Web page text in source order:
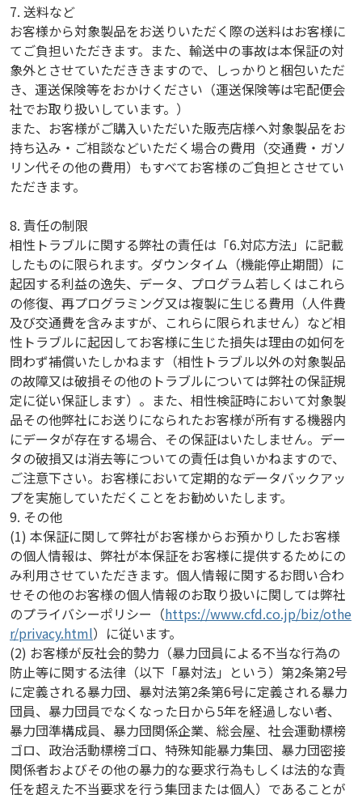
7. 送料など
お客様から対象製品をお送りいただく際の送料はお客様に
てご負担いただきます。また、輸送中の事故は本保証の対
象外とさせていただききますので、しっかりと梱包いただ
き、運送保険等をおかけください（運送保険等は宅配便会
社でお取り扱いしています。）
また、お客様がご購入いただいた販売店様へ対象製品をお
持ち込み・ご相談などいただく場合の費用（交通費・ガソ
リン代その他の費用）もすべてお客様のご負担とさせてい
ただきます。
8. 責任の制限
相性トラブルに関する弊社の責任は「6.対応方法」に記載
したものに限られます。ダウンタイム（機能停止期間）に
起因する利益の逸失、データ、プログラム若しくはこれら
の修復、再プログラミング又は複製に生じる費用（人件費
及び交通費を含みますが、これらに限られません）など相
性トラブルに起因してお客様に生じた損失は理由の如何を
問わず補償いたしかねます（相性トラブル以外の対象製品
の故障又は破損その他のトラブルについては弊社の保証規
定に従い保証します）。また、相性検証時において対象製
品その他弊社にお送りになられたお客様が所有する機器内
にデータが存在する場合、その保証はいたしません。デー
タの破損又は消去等についての責任は負いかねますので、
ご注意下さい。お客様において定期的なデータバックアッ
プを実施していただくことをお勧めいたします。
9. その他
(1) 本保証に関して弊社がお客様からお預かりしたお客様
の個人情報は、弊社が本保証をお客様に提供するためにの
み利用させていただきます。個人情報に関するお問い合わ
せその他のお客様の個人情報のお取り扱いに関しては弊社
のプライバシーポリシー（https://www.cfd.co.jp/biz/othe
r/privacy.html）に従います。
(2) お客様が反社会的勢力（暴力団員による不当な行為の
防止等に関する法律（以下「暴対法」という）第2条第2号
に定義される暴力団、暴対法第2条第6号に定義される暴力
団員、暴力団員でなくなった日から5年を経過しない者、
暴力団準構成員、暴力団関係企業、総会屋、社会運動標榜
ゴロ、政治活動標榜ゴロ、特殊知能暴力集団、暴力団密接
関係者およびその他の暴力的な要求行為もしくは法的な責
任を超えた不当要求を行う集団または個人）であることが